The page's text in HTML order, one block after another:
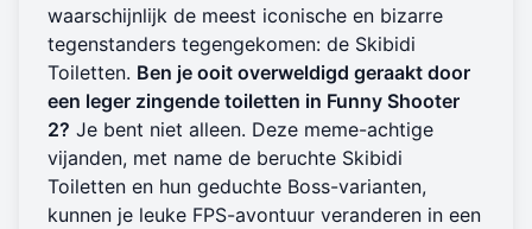
waarschijnlijk de meest iconische en bizarre
tegenstanders tegengekomen: de Skibidi
Toiletten. Ben je ooit overweldigd geraakt door
een leger zingende toiletten in Funny Shooter
2? Je bent niet alleen. Deze meme-achtige
vijanden, met name de beruchte Skibidi
Toiletten en hun geduchte Boss-varianten,
kunnen je leuke FPS-avontuur veranderen in een